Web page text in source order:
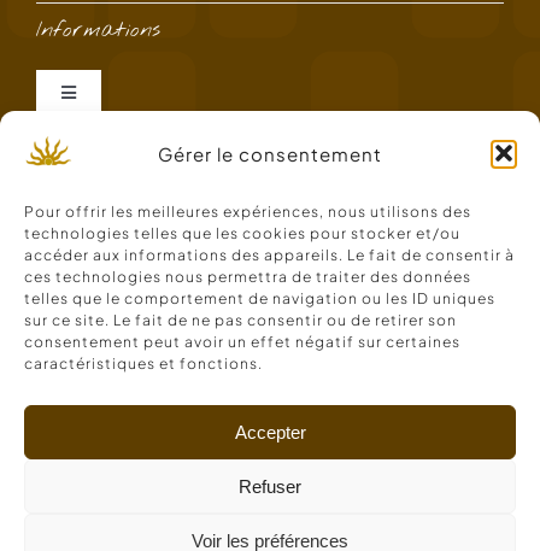
Gérer le consentement
Pour offrir les meilleures expériences, nous utilisons des
technologies telles que les cookies pour stocker et/ou
accéder aux informations des appareils. Le fait de consentir à
ces technologies nous permettra de traiter des données
telles que le comportement de navigation ou les ID uniques
sur ce site. Le fait de ne pas consentir ou de retirer son
consentement peut avoir un effet négatif sur certaines
caractéristiques et fonctions.
Accepter
Refuser
Voir les préférences
Informations
Navigation
bascule
Mentions légales
Politique RGPD
C.G.V.
© 2020 - 2026 | Atzavara | Tous droits réservés |
Créé en Pays Catalan par l'agence